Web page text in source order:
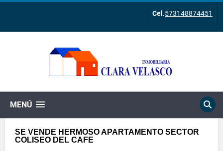
Cel.573148874451
MENÚ
SE VENDE HERMOSO APARTAMENTO SECTOR
COLISEO DEL CAFE